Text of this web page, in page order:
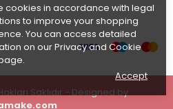
cookies in accordance with legal
to improve your shopping
You can access detailed
on ourPrivacy and Cookie
Accept
Saklıdır - Designed by